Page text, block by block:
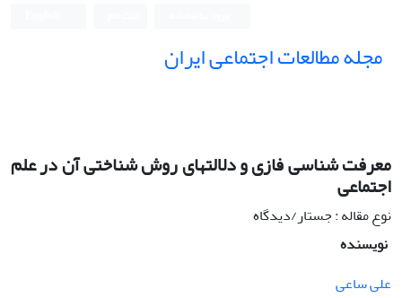
مجله مطالعات اجتماعی ایران
معرفت شناسی فازی و دلالتهای روش شناختی آن در علم
اجتماعی
نوع مقاله : جستار/دیدگاه
نویسنده
علی ساعی